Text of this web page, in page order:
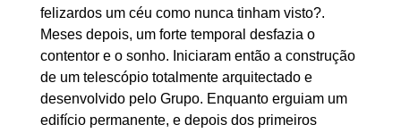
felizardos um céu como nunca tinham visto?.
Meses depois, um forte temporal desfazia o
contentor e o sonho. Iniciaram então a construção
de um telescópio totalmente arquitectado e
desenvolvido pelo Grupo. Enquanto erguiam um
edifício permanente, e depois dos primeiros